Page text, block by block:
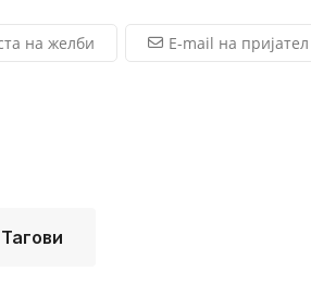
на желби E-mail на пријател
Тагови